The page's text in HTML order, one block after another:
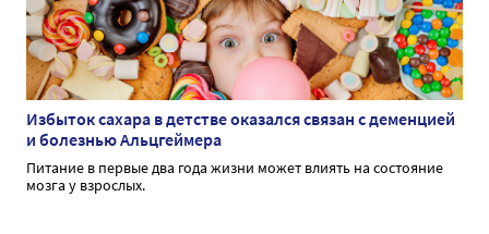
Избыток сахара в детстве оказался связан с деменцией
и болезнью Альцгеймера
Питание в первые два года жизни может влиять на состояние
мозга у взрослых.